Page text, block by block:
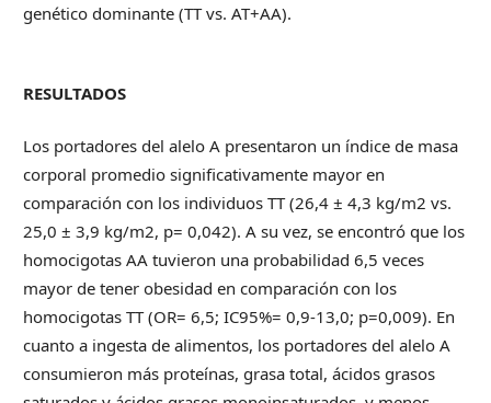
genético dominante (TT vs. AT+AA).
RESULTADOS
Los portadores del alelo A presentaron un índice de masa
corporal promedio significativamente mayor en
comparación con los individuos TT (26,4 ± 4,3 kg/m2 vs.
25,0 ± 3,9 kg/m2, p= 0,042). A su vez, se encontró que los
homocigotas AA tuvieron una probabilidad 6,5 veces
mayor de tener obesidad en comparación con los
homocigotas TT (OR= 6,5; IC95%= 0,9-13,0; p=0,009). En
cuanto a ingesta de alimentos, los portadores del alelo A
consumieron más proteínas, grasa total, ácidos grasos